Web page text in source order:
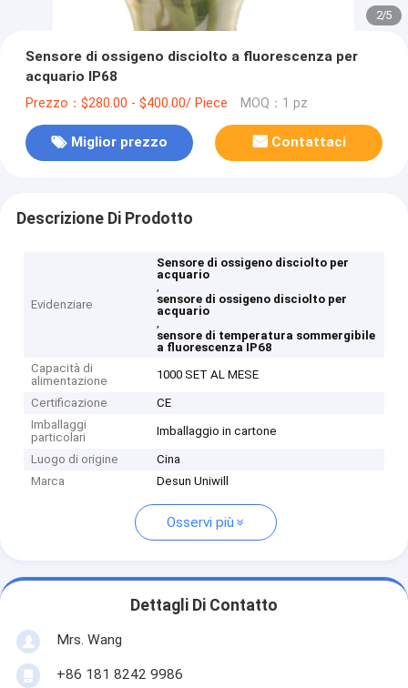
2/5
Sensore di ossigeno disciolto a fluorescenza per
acquario IP68
Prezzo：$280.00 - $400.00/ Piece MOQ：1 pz
Miglior prezzo Contattaci
Descrizione Di Prodotto
Evidenziare
Sensore di ossigeno disciolto per
acquario
,
sensore di ossigeno disciolto per
acquario
,
sensore di temperatura sommergibile
a fluorescenza IP68
Capacità di
alimentazione
1000 SET AL MESE
Certificazione
CE
Imballaggi
particolari
Imballaggio in cartone
Luogo di origine
Cina
Marca
Desun Uniwill
Osservi più
Dettagli Di Contatto
Mrs. Wang
+86 181 8242 9986